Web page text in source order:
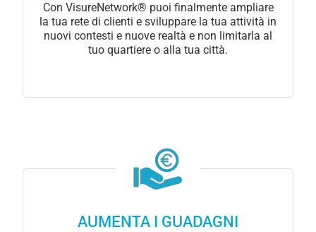
Con VisureNetwork® puoi finalmente ampliare
la tua rete di clienti e sviluppare la tua attività in
nuovi contesti e nuove realtà e non limitarla al
tuo quartiere o alla tua città.
AUMENTA I GUADAGNI